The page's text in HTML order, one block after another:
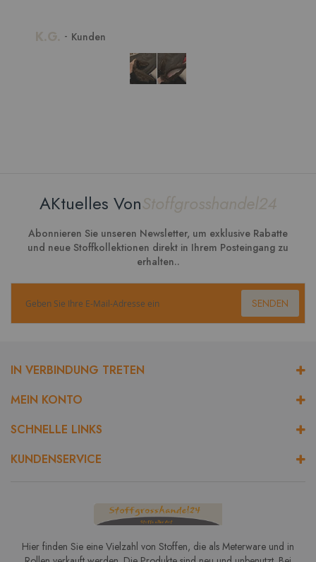
AKtuelles VonStoffgrosshandel24
Abonnieren Sie unseren Newsletter, um exklusive Rabatte
und neue Stoffkollektionen direkt in Ihrem Posteingang zu
erhalten..
SENDEN
IN VERBINDUNG TRETEN
MEIN KONTO
SCHNELLE LINKS
KUNDENSERVICE
Hier finden Sie eine Vielzahl von Stoffen, die als Meterware und in